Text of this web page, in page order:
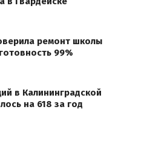
ремонт школы
99%
в Калининградской
на 618 за год